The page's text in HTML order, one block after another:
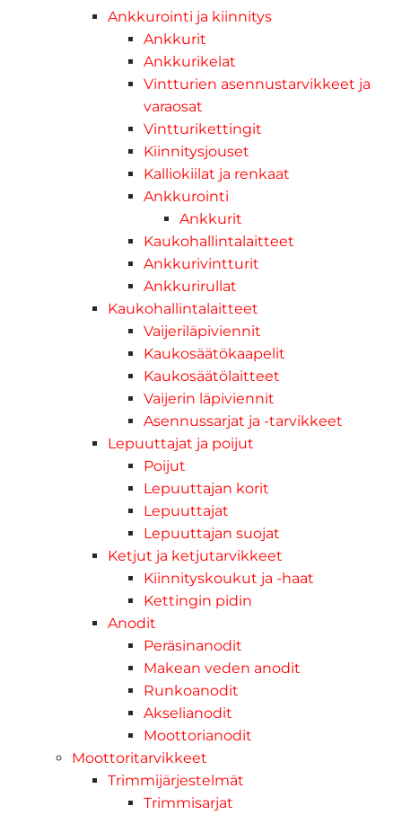
Ankkurointi ja kiinnitys
Ankkurit
Ankkurikelat
Vintturien asennustarvikkeet ja
varaosat
Vintturikettingit
Kiinnitysjouset
Kalliokiilat ja renkaat
Ankkurointi
Ankkurit
Kaukohallintalaitteet
Ankkurivintturit
Ankkurirullat
Kaukohallintalaitteet
Vaijeriläpiviennit
Kaukosäätökaapelit
Kaukosäätölaitteet
Vaijerin läpiviennit
Asennussarjat ja -tarvikkeet
Lepuuttajat ja poijut
Poijut
Lepuuttajan korit
Lepuuttajat
Lepuuttajan suojat
Ketjut ja ketjutarvikkeet
Kiinnityskoukut ja -haat
Kettingin pidin
Anodit
Peräsinanodit
Makean veden anodit
Runkoanodit
Akselianodit
Moottorianodit
Moottoritarvikkeet
Trimmijärjestelmät
Trimmisarjat